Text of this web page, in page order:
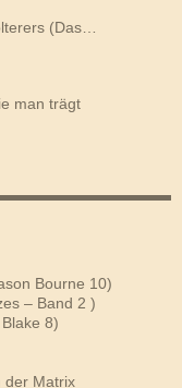
(Das…
man trägt
Bourne 10)
– Band 2 )
8)
der Matrix